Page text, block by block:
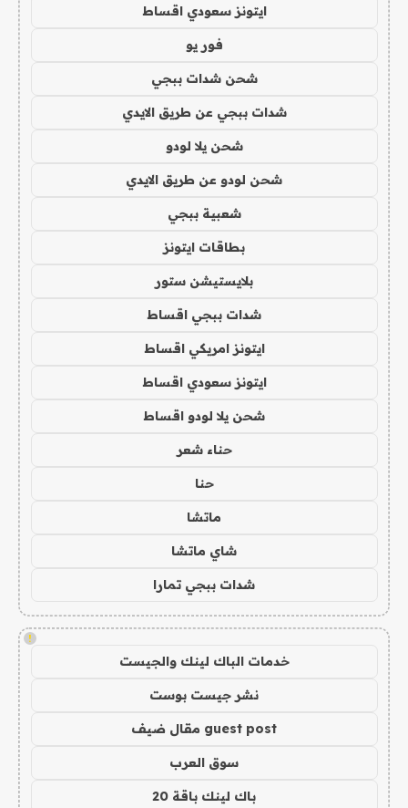
ايتونز سعودي اقساط
فور يو
شحن شدات ببجي
شدات ببجي عن طريق الايدي
شحن يلا لودو
شحن لودو عن طريق الايدي
شعبية ببجي
بطاقات ايتونز
بلايستيشن ستور
شدات ببجي اقساط
ايتونز امريكي اقساط
ايتونز سعودي اقساط
شحن يلا لودو اقساط
حناء شعر
حنا
ماتشا
شاي ماتشا
شدات ببجي تمارا
!
خدمات الباك لينك والجيست
نشر جيست بوست
guest post مقال ضيف
سوق العرب
باك لينك باقة 20